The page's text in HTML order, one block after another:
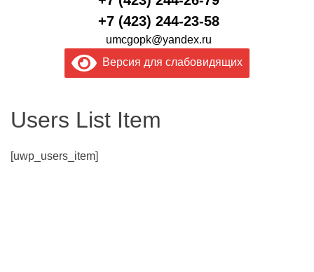
+7 (423) 244-23-58
umcgopk@yandex.ru
Версия для слабовидящих
Users List Item
[uwp_users_item]